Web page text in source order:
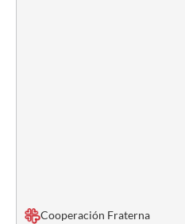
Cooperación Fraterna